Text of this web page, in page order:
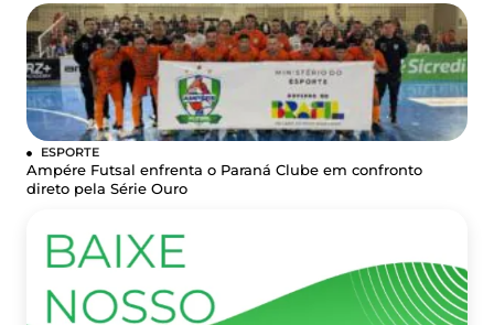
ESPORTE
Ampére Futsal enfrenta o Paraná Clube em confronto
direto pela Série Ouro